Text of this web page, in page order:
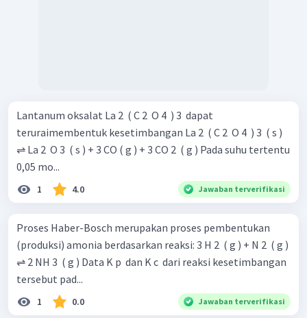
Lantanum oksalat La 2 ​ ( C 2 ​ O 4 ​ ) 3 ​ dapat
teruraimembentuk kesetimbangan La 2 ​ ( C 2 ​ O 4 ​ ) 3 ​ ( s )
⇌ La 2 ​ O 3 ​ ( s ) + 3 CO ( g ) + 3 CO 2 ​ ( g ) Pada suhu tertentu
0,05 mo...
1 4.0 Jawaban terverifikasi
Proses Haber-Bosch merupakan proses pembentukan
(produksi) amonia berdasarkan reaksi: 3 H 2 ​ ( g ) + N 2 ​ ( g )
⇌ 2 NH 3 ​ ( g ) Data K p ​ dan K c ​ dari reaksi kesetimbangan
tersebut pad...
1 0.0 Jawaban terverifikasi